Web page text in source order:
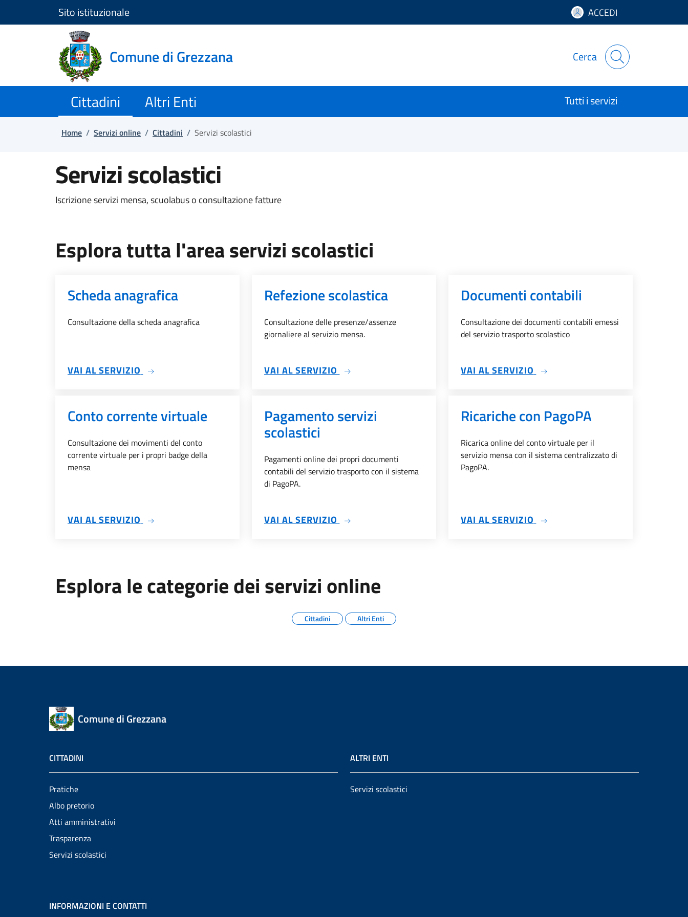
Salta e vai al contenuto
Salta e vai al footer
Sito istituzionale ACCEDI
Comune di Grezzana Cerca
Cittadini Altri Enti Tutti i servizi
Home / Servizi online / Cittadini / Servizi scolastici
Servizi scolastici
Iscrizione servizi mensa, scuolabus o consultazione fatture
Esplora tutta l'area servizi scolastici
Scheda anagrafica
Consultazione della scheda anagrafica
VAI AL SERVIZIO SU SCHEDA ANAGRAFICA
Refezione scolastica
Consultazione delle presenze/assenze
giornaliere al servizio mensa.
VAI AL SERVIZIO SU REFEZIONE SCOLASTICA
Documenti contabili
Consultazione dei documenti contabili emessi
del servizio trasporto scolastico
VAI AL SERVIZIO SU DOCUMENTI CONTABILI
Conto corrente virtuale
Consultazione dei movimenti del conto
corrente virtuale per i propri badge della
mensa
VAI AL SERVIZIO SU CONTO CORRENTE VIRTUALE
Pagamento servizi
scolastici
Pagamenti online dei propri documenti
contabili del servizio trasporto con il sistema
di PagoPA.
VAI AL SERVIZIO SU PAGAMENTO SERVIZI SCOLASTICI
Ricariche con PagoPA
Ricarica online del conto virtuale per il
servizio mensa con il sistema centralizzato di
PagoPA.
VAI AL SERVIZIO SU RICARICHE CON PAGOPA
Esplora le categorie dei servizi online
Cittadini Altri Enti
Comune di Grezzana
CITTADINI
Pratiche
Albo pretorio
Atti amministrativi
Trasparenza
Servizi scolastici
ALTRI ENTI
Servizi scolastici
INFORMAZIONI E CONTATTI